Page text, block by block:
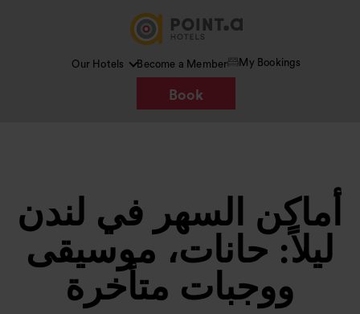
Our Hotels Become a Member My Bookings
Book
أماكن السهر في لندن
ليلاً: حانات، موسيقى
ووجبات متأخرة